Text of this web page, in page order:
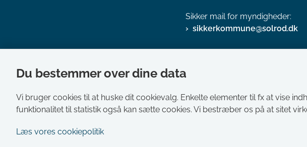
Sikker mail for myndigheder:
sikkerkommune@solrod.dk
Du bestemmer over dine data
Vi bruger cookies til at huske dit cookievalg. Enkelte elementer til fx at vise
funktionalitet til statistik også kan sætte cookies. Vi bestræber os på at sitet
Læs vores cookiepolitik